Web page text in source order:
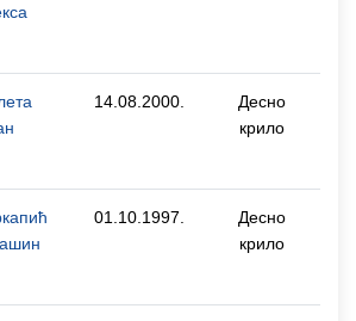
14.08.2000.
Десно
крило
01.10.1997.
Десно
крило